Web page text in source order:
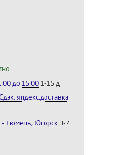
до 15:00 1-15 д
яндекс.доставка
- Тюмень, Югорск 3-7